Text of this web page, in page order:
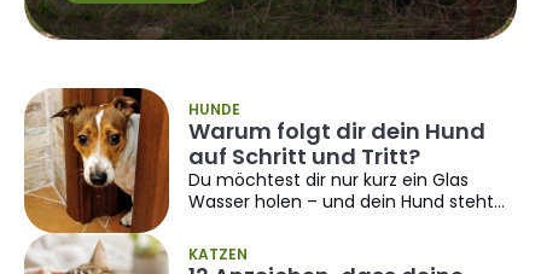
HUNDE
Warum folgt dir dein Hund
auf Schritt und Tritt?
Du möchtest dir nur kurz ein Glas
Wasser holen – und dein Hund steht
Küche, Wohnzimmer oder sogar das
Badezimmer: Dein vierbeiniger
KATZEN